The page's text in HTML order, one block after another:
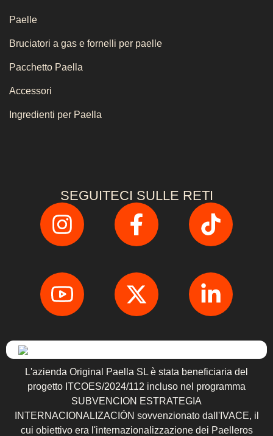
Paelle
Bruciatori a gas e fornelli per paelle
Pacchetto Paella
Accessori
Ingredienti per Paella
SEGUITECI SULLE RETI
L'azienda Original Paella SL è stata beneficiaria del
progetto ITCOES/2024/112 incluso nel programma
SUBVENCION ESTRATEGIA
INTERNACIONALIZACIÓN sovvenzionato dall'IVACE, il
cui obiettivo era l'internazionalizzazione dei Paelleros